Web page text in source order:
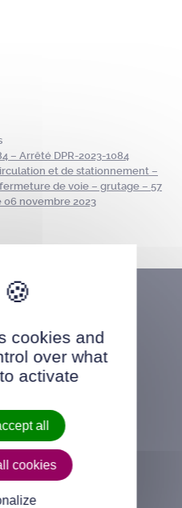
– Arrêté DPR-2023-1084
et de stationnement –
de voie – grutage – 57
novembre 2023
cookies and
over what
activate
all
cookies